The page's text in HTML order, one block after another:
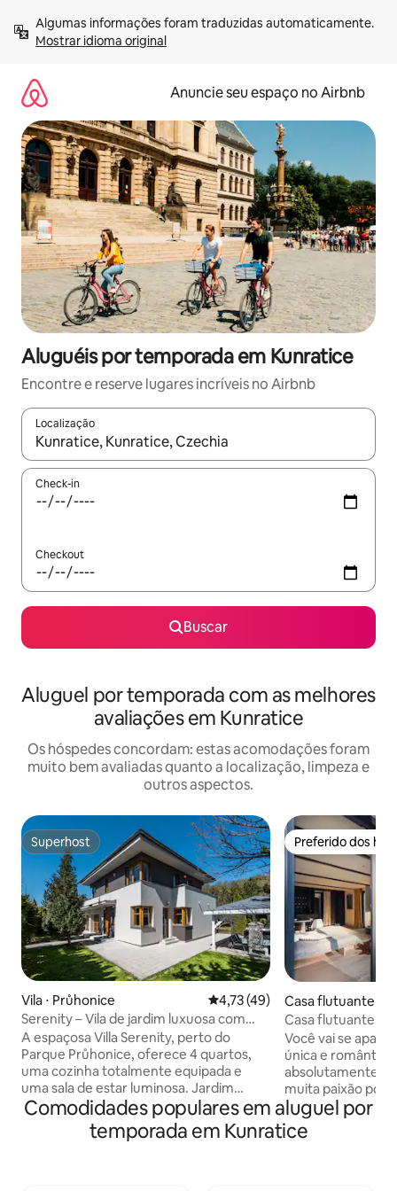
para
Mostrar idioma original
Anuncie seu espaço no Airbnb
Aluguéis por temporada em Kunratice
Encontre e reserve lugares incríveis no Airbnb
Localização
Quando os resultados estiverem disponíveis, explore-os
Check-in
Checkout
Buscar
Aluguel por temporada com as melhores
avaliações em Kunratice
Os hóspedes concordam: estas acomodações foram
muito bem avaliadas quanto a localização, limpeza e
outros aspectos.
Superhost
Superhost
Vila ⋅ Průhonice 4,73 de uma avaliação média
4,73 (49)
Serenity – Vila de jardim luxuosa com
banheira de hidromassagem
A espaçosa Villa Serenity, perto do
Parque Průhonice, oferece 4 quartos,
uma cozinha totalmente equipada e
uma sala de estar luminosa. Jardim
privativo com área de estar, jacuzzi o
ano todo, gazebo e 2 vagas de
estacionamento. Carregamento de
Preferido dos
Preferido dos
Casa flutuante ⋅
Casa flutuante
Praga
Você vai se
única e
absolutamente
muita paixão por
Você vai
inesquecível e
pode pescar, ou
Comodidades populares em aluguel por
temporada em Kunratice